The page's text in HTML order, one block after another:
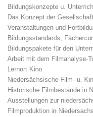
Bildungskonzepte u.
Das Konzept der
Veranstaltungen und
Bildungsstandards,
Bildungspakete für den
Arbeit mit dem Filmanalyse-
Lernort Kino
Niedersächsische Film- u.
Historische Filmbestände in
Ausstellungen zur
Filmproduktion in